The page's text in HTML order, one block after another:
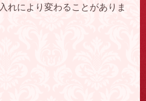
れにより変わることがありま